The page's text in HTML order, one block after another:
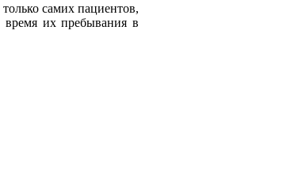
самих пациентов,
время их пребывания в